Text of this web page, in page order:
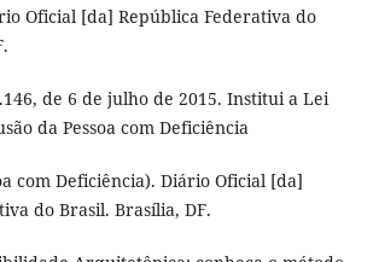
Oficial [da] República Federativa do
de 6 de julho de 2015. Institui a Lei
da Pessoa com Deficiência
com Deficiência). Diário Oficial [da]
do Brasil. Brasília, DF.